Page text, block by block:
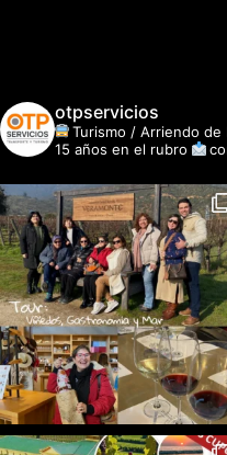
otpservicios
Turismo / Arriendo de
15 años en el rubro